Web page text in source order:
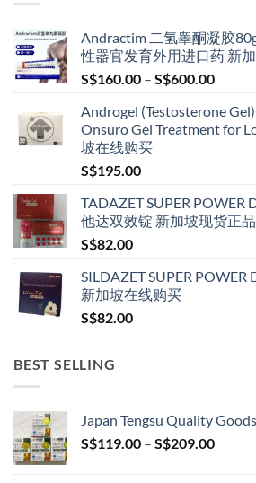
Andractim 二氢睾酮凝胶
性器官发育外用进口药 新
S$160.00 – S$600.00Price
Androgel (Testosterone
Onsuro Gel Treatment for
坡在线购买
S$195.00
TADAZET SUPER POWER
他达双效锭 新加坡现货正品
S$82.00
SILDAZET SUPER
新加坡在线购买
S$82.00
BEST SELLING
Japan Tengsu Quality
S$119.00 – S$209.00Price